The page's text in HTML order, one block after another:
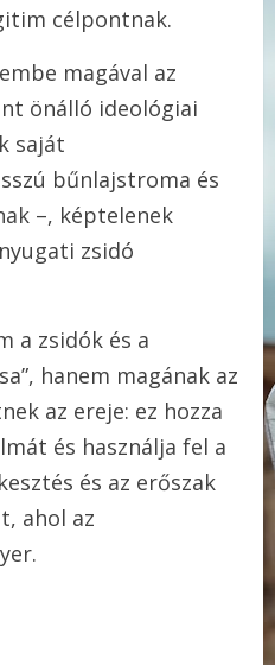
célpontnak.
magával az
önálló ideológiai
saját
bűnlajstroma és
–, képtelenek
zsidó
a zsidók és a
hanem magának az
az ereje: ez hozza
és használja fel a
és az erőszak
ahol az